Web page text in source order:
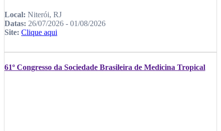
Local: Niterói, RJ
Datas: 26/07/2026 - 01/08/2026
Site: Clique aqui
61º Congresso da Sociedade Brasileira de Medicina Tropical